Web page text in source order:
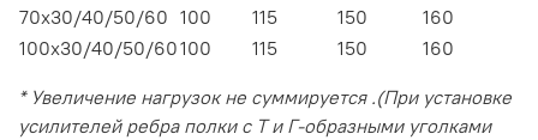
70х30/40/50/60 100 115 150
160
100х30/40/50/60100 115 150 160
* Увеличение нагрузок не суммируется .(При установке
усилителей ребра полки с Т и Г-образными уголками